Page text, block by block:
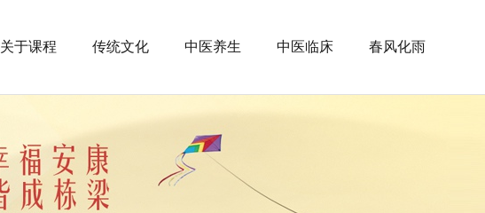
关于课程 传统文化 中医养生 中医临床 春风化雨